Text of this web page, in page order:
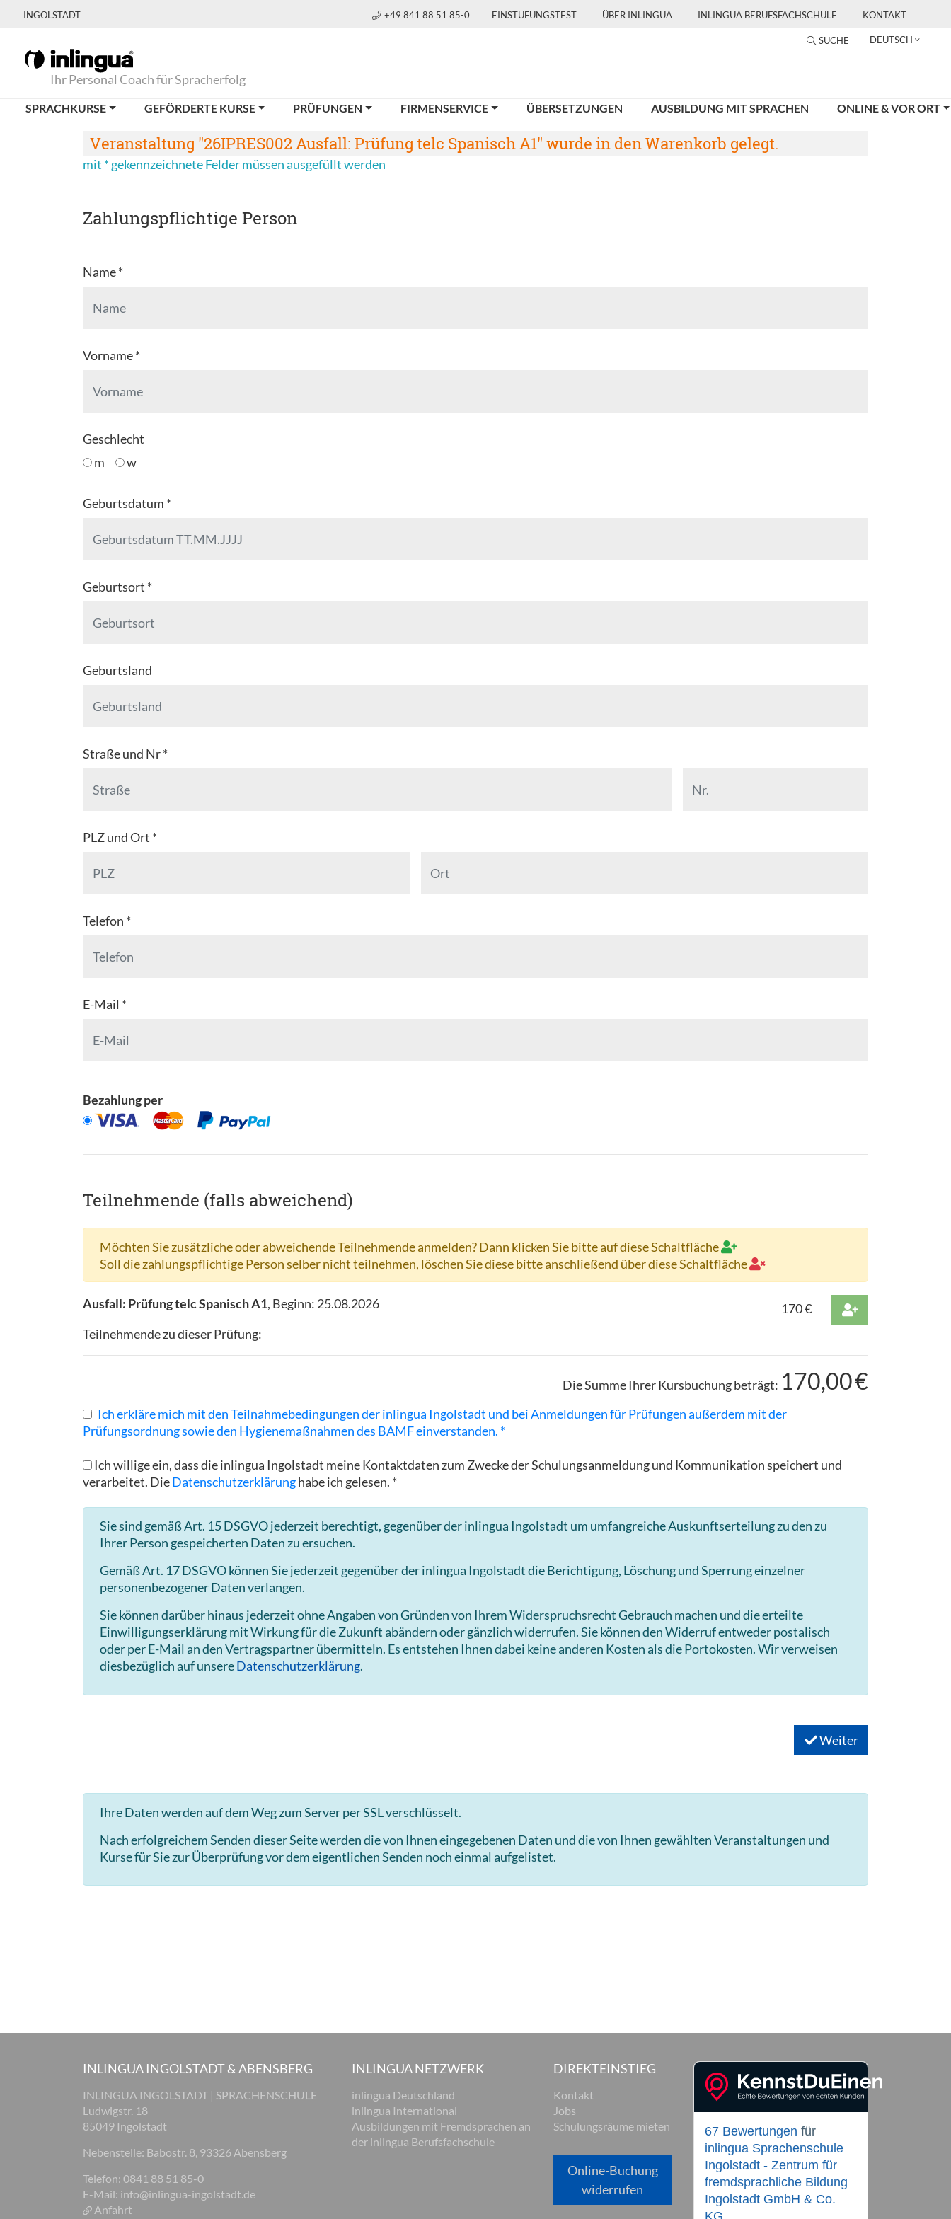
INGOLSTADT +49 841 88 51 85-0 EINSTUFUNGSTEST ÜBER INLINGUA INLINGUA BERUFSFACHSCHULE KONTAKT
SUCHE DEUTSCH
Ihr Personal Coach für Spracherfolg
SPRACHKURSE GEFÖRDERTE KURSE PRÜFUNGEN FIRMENSERVICE ÜBERSETZUNGEN AUSBILDUNG MIT SPRACHEN ONLINE & VOR ORT
Veranstaltung "26IPRES002 Ausfall: Prüfung telc Spanisch A1" wurde in den Warenkorb gelegt.
mit * gekennzeichnete Felder müssen ausgefüllt werden
Zahlungspflichtige Person
Name *
Vorname *
Geschlecht
m
w
Geburtsdatum *
Geburtsort *
Geburtsland
Straße und Nr *
PLZ und Ort *
Telefon *
E-Mail *
Bezahlung per
Teilnehmende (falls abweichend)
Möchten Sie zusätzliche oder abweichende Teilnehmende anmelden? Dann klicken Sie bitte auf diese Schaltfläche
Soll die zahlungspflichtige Person selber nicht teilnehmen, löschen Sie diese bitte anschließend über diese Schaltfläche
Ausfall: Prüfung telc Spanisch A1, Beginn: 25.08.2026 170€
Teilnehmende zu dieser Prüfung:
Die Summe Ihrer Kursbuchung beträgt: 170,00€
Ich erkläre mich mit den Teilnahmebedingungen der inlingua Ingolstadt und bei Anmeldungen für Prüfungen außerdem mit der
Prüfungsordnung sowie den Hygienemaßnahmen des BAMF einverstanden. *
Ich willige ein, dass die inlingua Ingolstadt meine Kontaktdaten zum Zwecke der Schulungsanmeldung und Kommunikation speichert und
verarbeitet. DieDatenschutzerklärunghabe ich gelesen. *
Sie sind gemäß Art. 15 DSGVO jederzeit berechtigt, gegenüber der inlingua Ingolstadt um umfangreiche Auskunftserteilung zu den zu
Ihrer Person gespeicherten Daten zu ersuchen.
Gemäß Art. 17 DSGVO können Sie jederzeit gegenüber der inlingua Ingolstadt die Berichtigung, Löschung und Sperrung einzelner
personenbezogener Daten verlangen.
Sie können darüber hinaus jederzeit ohne Angaben von Gründen von Ihrem Widerspruchsrecht Gebrauch machen und die erteilte
Einwilligungserklärung mit Wirkung für die Zukunft abändern oder gänzlich widerrufen. Sie können den Widerruf entweder postalisch
oder per E-Mail an den Vertragspartner übermitteln. Es entstehen Ihnen dabei keine anderen Kosten als die Portokosten. Wir verweisen
diesbezüglich auf unsereDatenschutzerklärung.
Weiter
Ihre Daten werden auf dem Weg zum Server per SSL verschlüsselt.
Nach erfolgreichem Senden dieser Seite werden die von Ihnen eingegebenen Daten und die von Ihnen gewählten Veranstaltungen und
Kurse für Sie zur Überprüfung vor dem eigentlichen Senden noch einmal aufgelistet.
INLINGUA INGOLSTADT & ABENSBERG
INLINGUA INGOLSTADT | SPRACHENSCHULE
Ludwigstr. 18
85049 Ingolstadt
Nebenstelle: Babostr. 8, 93326 Abensberg
Telefon: 0841 88 51 85-0
E-Mail: info@inlingua-ingolstadt.de
Anfahrt
INLINGUA NETZWERK
inlingua Deutschland
inlingua International
Ausbildungen mit Fremdsprachen an
der inlingua Berufsfachschule
DIREKTEINSTIEG
Kontakt
Jobs
Schulungsräume mieten
Online-Buchung
widerrufen
67 Bewertungen für
inlingua Sprachenschule
Ingolstadt - Zentrum für
fremdsprachliche Bildung
Ingolstadt GmbH & Co.
KG.